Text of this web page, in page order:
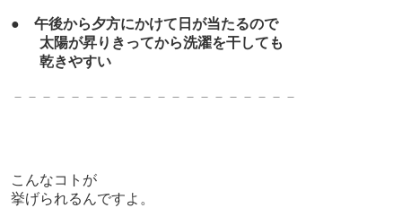
● 午後から夕方にかけて日が当たるので
太陽が昇りきってから洗濯を干しても
乾きやすい
－－－－－－－－－－－－－－－－－－－－
こんなコトが
挙げられるんですよ。